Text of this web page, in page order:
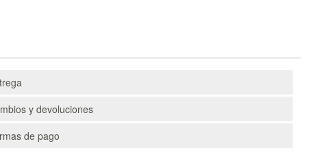
y devoluciones
de pago